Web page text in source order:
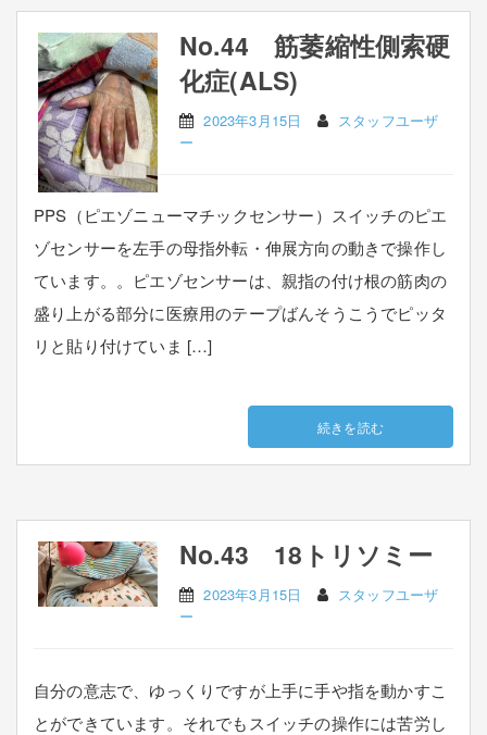
No.44 筋萎縮性側索硬
化症(ALS)
2023年3月15日
スタッフユーザ
ー
PPS（ピエゾニューマチックセンサー）スイッチのピエ
ゾセンサーを左手の母指外転・伸展方向の動きで操作し
ています。。ピエゾセンサーは、親指の付け根の筋肉の
盛り上がる部分に医療用のテープばんそうこうでピッタ
リと貼り付けていま […]
続きを読む
No.43 18トリソミー
2023年3月15日
スタッフユーザ
ー
自分の意志で、ゆっくりですが上手に手や指を動かすこ
とができています。それでもスイッチの操作には苦労し